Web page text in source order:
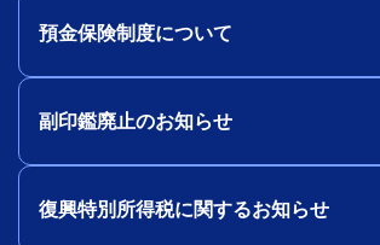
預金保険制度について
副印鑑廃止のお知らせ
復興特別所得税に関するお知らせ